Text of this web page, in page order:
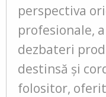
perspectiva
profesionale,
dezbateri
destinsă și
folositor,